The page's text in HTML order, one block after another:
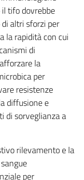
tifo dovrebbe
altri sforzi per
la rapidità con cui
di
la
per
resistenze
diffusione e
di sorveglianza a
rilevamento e la
per